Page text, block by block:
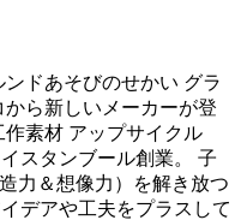
ドあそびのせかい グラ
ら新しいメーカーが登
素材 アップサイクル
スタンブール創業。 子
力＆想像力）を解き放つ
デアや工夫をプラスして